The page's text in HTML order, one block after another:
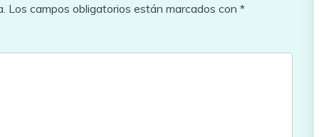
Los campos obligatorios están marcados con *